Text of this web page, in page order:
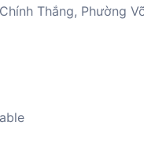
Thắng, Phường